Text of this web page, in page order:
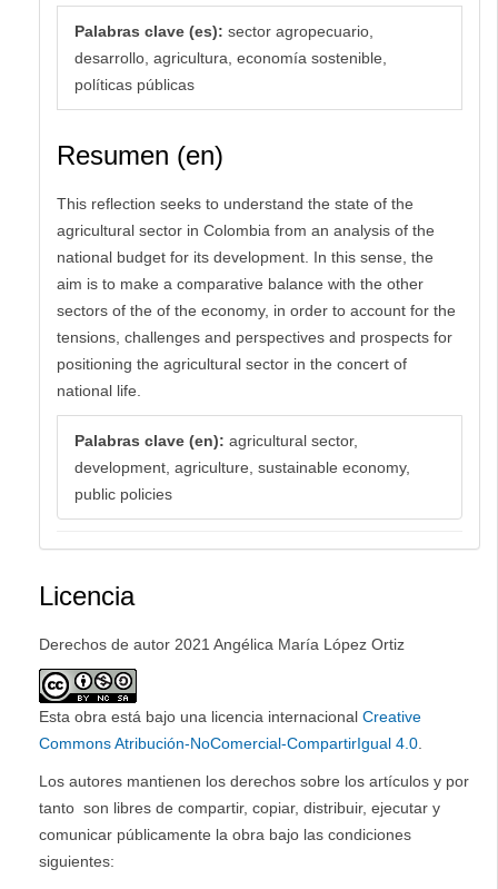
Palabras clave (es): sector agropecuario,
desarrollo, agricultura, economía sostenible,
políticas públicas
Resumen (en)
This reflection seeks to understand the state of the
agricultural sector in Colombia from an analysis of the
national budget for its development. In this sense, the
aim is to make a comparative balance with the other
sectors of the of the economy, in order to account for the
tensions, challenges and perspectives and prospects for
positioning the agricultural sector in the concert of
national life.
Palabras clave (en): agricultural sector,
development, agriculture, sustainable economy,
public policies
Licencia
Derechos de autor 2021 Angélica María López Ortiz
Esta obra está bajo una licencia internacional Creative
Commons Atribución-NoComercial-CompartirIgual 4.0
Los autores mantienen los derechos sobre los artículos y por
tanto son libres de compartir, copiar, distribuir, ejecutar y
comunicar públicamente la obra bajo las condiciones
siguientes: